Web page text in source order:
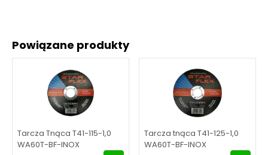
Powiązane produkty
Tarcza Tnąca T41-115-1,0
WA60T-BF-INOX
Tarcza tnąca T41-125-1,0
WA60T-BF-INOX